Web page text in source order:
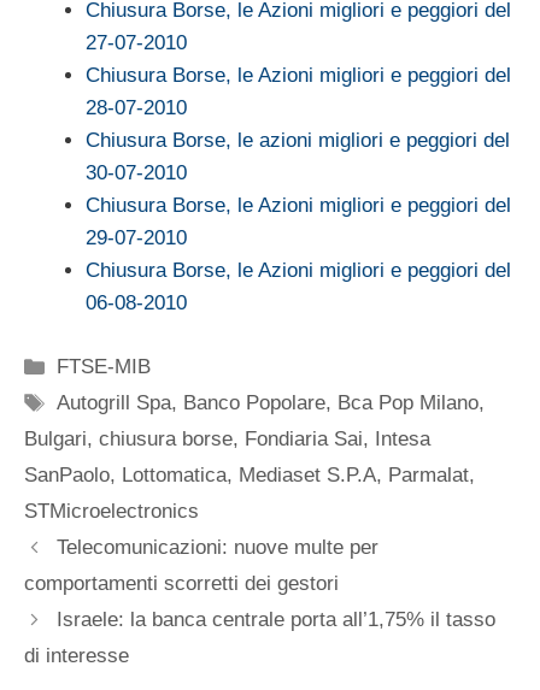
Chiusura Borse, le Azioni migliori e peggiori del
27-07-2010
Chiusura Borse, le Azioni migliori e peggiori del
28-07-2010
Chiusura Borse, le azioni migliori e peggiori del
30-07-2010
Chiusura Borse, le Azioni migliori e peggiori del
29-07-2010
Chiusura Borse, le Azioni migliori e peggiori del
06-08-2010
Categorie
FTSE-MIB
Tag
Autogrill Spa, Banco Popolare, Bca Pop Milano,
Bulgari, chiusura borse, Fondiaria Sai,
Intesa
SanPaolo, Lottomatica, Mediaset S.P.A, Parmalat,
STMicroelectronics
Telecomunicazioni: nuove multe per
comportamenti scorretti dei gestori
Israele: la banca centrale porta all’1,75% il tasso
di interesse